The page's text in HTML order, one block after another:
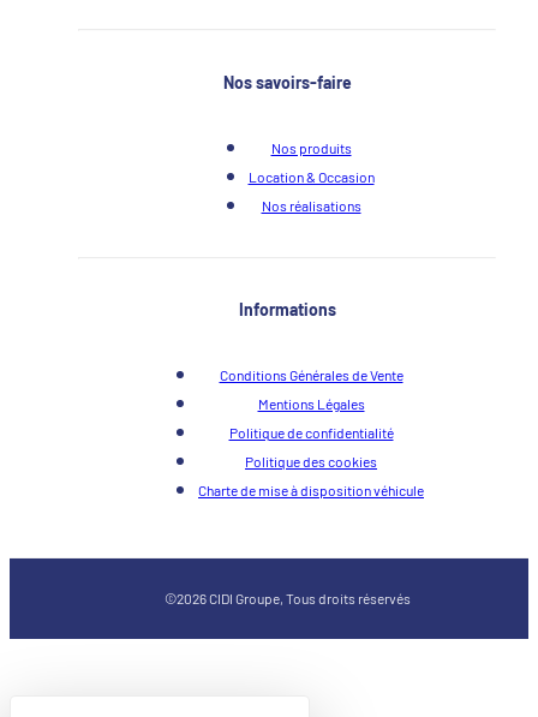
Nos savoirs-faire
Nos produits
Location & Occasion
Nos réalisations
Informations
Conditions Générales de Vente
Mentions Légales
Politique de confidentialité
Politique des cookies
Charte de mise à disposition véhicule
©2026 CIDI Groupe, Tous droits réservés